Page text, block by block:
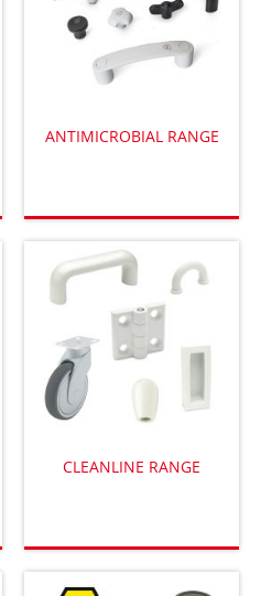
ANTIMICROBIAL RANGE
CLEANLINE RANGE